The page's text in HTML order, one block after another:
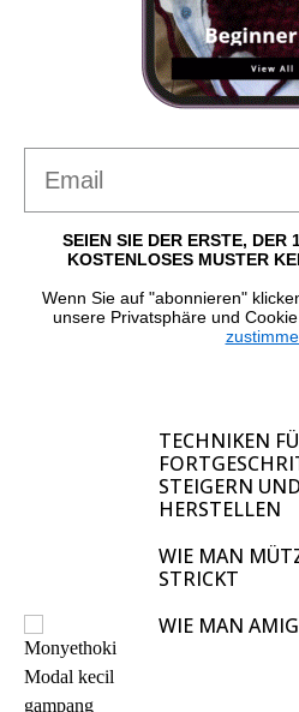
SEIEN SIE DER ERSTE, DER
KOSTENLOSES MUSTER
Wenn Sie auf "abonnieren"
unsere Privatsphäre und
TECHNIKEN
STEIGERN
HERSTELLEN
WIE MAN
STRICKT
WIE MAN